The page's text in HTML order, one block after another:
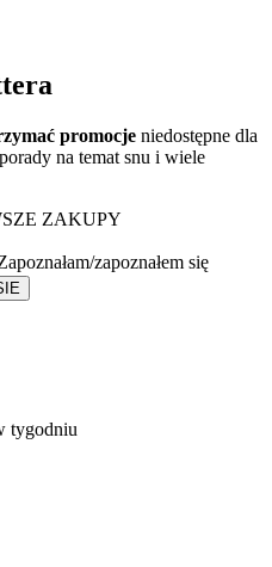
promocje niedostępne dla
na temat snu i wiele
ZAKUPY
zapoznałem się
tygodniu